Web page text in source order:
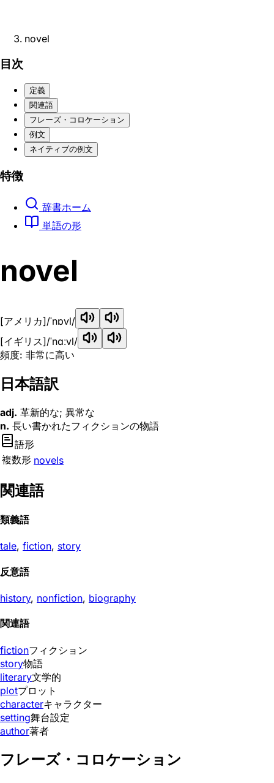
novel
目次
定義
関連語
フレーズ・コロケーション
例文
ネイティブの例文
特徴
辞書ホーム
単語の形
novel
[アメリカ]/ˈnɒvl/
[イギリス]/ˈnɑːvl/
頻度: 非常に高い
日本語訳
adj. 革新的な; 異常な
n. 長い書かれたフィクションの物語
語形
複数形 novels
関連語
類義語
tale, fiction, story
反意語
history, nonfiction, biography
関連語
fictionフィクション
story物語
literary文学的
plotプロット
characterキャラクター
setting舞台設定
author著者
フレーズ・コロケーション